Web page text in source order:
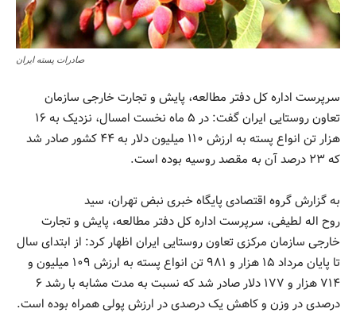
صادرات پسته ایران
سرپرست اداره کل دفتر مطالعه، پایش و تجارت خارجی سازمان
تعاون روستایی ایران گفت: در ۵ ماه نخست امسال، نزدیک به ۱۶
هزار تن انواع پسته به ارزش ۱۱۰ میلیون دلار به ۴۴ کشور صادر شد
که ۲۳ درصد آن به مقصد روسیه بوده است.
به گزارش گروه اقتصادی پایگاه خبری نبض تهران، سید
روح‌ اله لطیفی، سرپرست اداره کل دفتر مطالعه، پایش و تجارت
خارجی سازمان مرکزی تعاون روستایی ایران اظهار کرد: از ابتدای سال
تا پایان مرداد ۱۵ هزار و ۹۸۱ تن انواع پسته به ارزش ۱۰۹ میلیون و
۷۱۴ هزار و ۱۷۷ دلار صادر شد که نسبت به مدت مشابه با رشد ۶
درصدی در وزن و کاهش یک درصدی در ارزش پولی همراه بوده است.